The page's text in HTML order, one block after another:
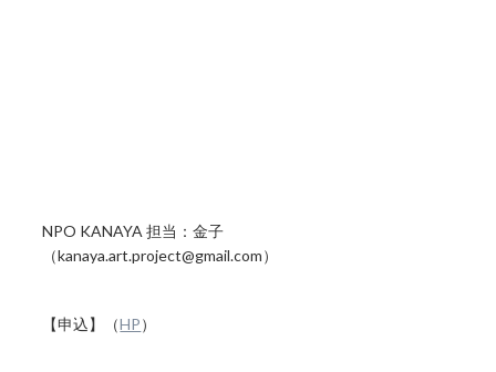
NPO KANAYA 担当：金子
（kanaya.art.project@gmail.com）
【申込】（HP）